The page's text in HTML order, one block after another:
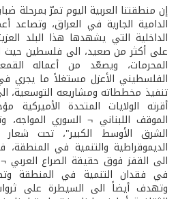
إن منطقتنا العربية اليوم تمرّ بمرحلة
الدامية الجارية في العراق، وتصاعد
الداخلية التي يشهدها هذا البلد
على أكثر من صعيد، الى فلسطين حيث
المحرمات، ويصعّد من أعماله
الفلسطيني الأعزل مستغلاً ما يجري
تنفيذ مخططاته ومشاريعه التوسعية،
أقرته الولايات المتحدة
الموقف اللبناني ¬ السوري
الشرق الأوسط الكبير"، تحت
الديموقراطية والتنمية في
الى القفز فوق حقيقة الصراع العربي
في فقدان التنمية في المنطقة
وتهدف أيضاً الى السيطرة على